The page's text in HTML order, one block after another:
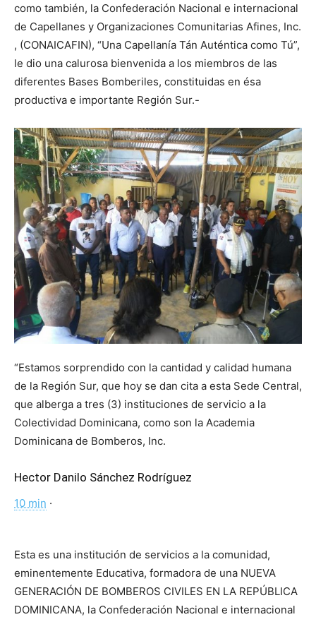
como también, la Confederación Nacional e internacional
de Capellanes y Organizaciones Comunitarias Afines, Inc.
, (CONAICAFIN), “Una Capellanía Tán Auténtica como Tú”,
le dio una calurosa bienvenida a los miembros de las
diferentes Bases Bomberiles, constituidas en ésa
productiva e importante Región Sur.-
“Estamos sorprendido con la cantidad y calidad humana
de la Región Sur, que hoy se dan cita a esta Sede Central,
que alberga a tres (3) instituciones de servicio a la
Colectividad Dominicana, como son la Academia
Dominicana de Bomberos, Inc.
Hector Danilo Sánchez Rodríguez
10 min ·
Esta es una institución de servicios a la comunidad,
eminentemente Educativa, formadora de una NUEVA
GENERACIÓN DE BOMBEROS CIVILES EN LA REPÚBLICA
DOMINICANA, la Confederación Nacional e internacional